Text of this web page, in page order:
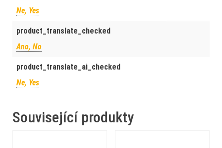
Ne, Yes
product_translate_checked
Ano, No
product_translate_ai_checked
Ne, Yes
Související produkty